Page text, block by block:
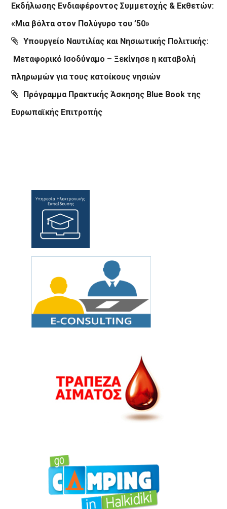
Εκδήλωσης Ενδιαφέροντος Συμμετοχής & Εκθετών:
«Μια βόλτα στον Πολύγυρο του ’50»
Υπουργείο Ναυτιλίας και Νησιωτικής Πολιτικής:
Μεταφορικό Ισοδύναμο – Ξεκίνησε η καταβολή
πληρωμών για τους κατοίκους νησιών
Πρόγραμμα Πρακτικής Άσκησης Blue Book της
Ευρωπαϊκής Επιτροπής